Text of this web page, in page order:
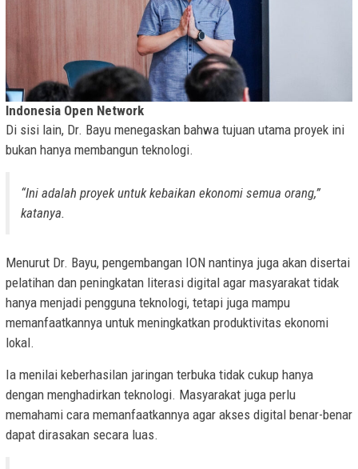
Indonesia Open Network
Di sisi lain, Dr. Bayu menegaskan bahwa tujuan utama proyek ini
bukan hanya membangun teknologi.
“Ini adalah proyek untuk kebaikan ekonomi semua orang,”
katanya.
Menurut Dr. Bayu, pengembangan ION nantinya juga akan disertai
pelatihan dan peningkatan literasi digital agar masyarakat tidak
hanya menjadi pengguna teknologi, tetapi juga mampu
memanfaatkannya untuk meningkatkan produktivitas ekonomi
lokal.
Ia menilai keberhasilan jaringan terbuka tidak cukup hanya
dengan menghadirkan teknologi. Masyarakat juga perlu
memahami cara memanfaatkannya agar akses digital benar-benar
dapat dirasakan secara luas.